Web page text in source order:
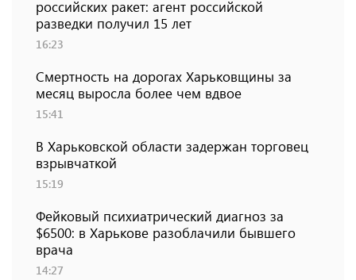
российских ракет: агент российской
разведки получил 15 лет
16:23
Смертность на дорогах Харьковщины за
месяц выросла более чем вдвое
15:41
В Харьковской области задержан торговец
взрывчаткой
15:19
Фейковый психиатрический диагноз за
$6500: в Харькове разоблачили бывшего
врача
14:27